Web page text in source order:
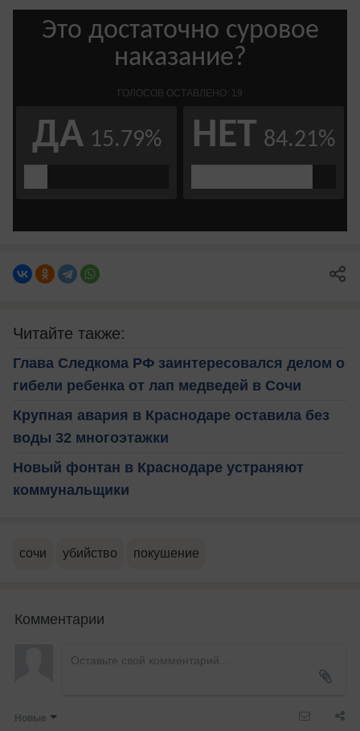
Читайте также:
Глава Следкома РФ заинтересовался делом о
гибели ребенка от лап медведей в Сочи
Крупная авария в Краснодаре оставила без
воды 32 многоэтажки
Новый фонтан в Краснодаре устраняют
коммунальщики
сочи убийство покушение
Комментарии
Новые